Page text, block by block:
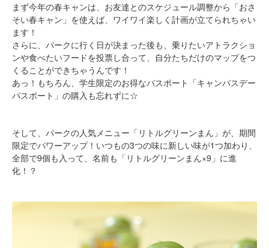
まず今年の春キャンは、お友達とのスケジュール調整から「おさ
そい春キャン」を使えば、ワイワイ楽しく計画が立てられちゃい
ます！
さらに、パークに行く日が決まった後も、乗りたいアトラクショ
ンや食べたいフードを投票し合って、自分たちだけのマップをつ
くることができちゃうんです！
あっ！もちろん、学生限定のお得なパスポート「キャンパスデー
パスポート」の購入も忘れずに☆
そして、パークの人気メニュー「リトルグリーンまん」が、期間
限定でパワーアップ！いつもの3つの味に新しい味が1つ加わり、
全部で9個も入って、名前も「リトルグリーンまん×9」に進
化！？